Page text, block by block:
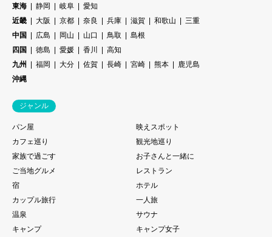
東海
静岡 岐阜
愛知
近畿
大阪 京都 奈良 兵庫 滋賀 和歌山
三重
中国
広島 岡山 山口 鳥取
島根
四国
徳島 愛媛 香川
高知
九州
福岡 大分 佐賀 長崎 宮崎 熊本
鹿児島
沖縄
ジャンル
パン屋
映えスポット
カフェ巡り
観光地巡り
家族で過ごす
お子さんと一緒に
ご当地グルメ
レストラン
宿
ホテル
カップル旅行
一人旅
温泉
サウナ
キャンプ
キャンプ女子